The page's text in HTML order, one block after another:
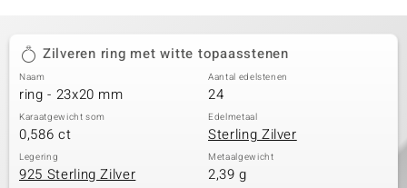
Zilveren ring met witte topaasstenen
Naam
ring - 23x20 mm
Aantal edelstenen
24
Karaatgewicht som
0,586 ct
Edelmetaal
Sterling Zilver
Legering
925 Sterling Zilver
Metaalgewicht
2,39 g